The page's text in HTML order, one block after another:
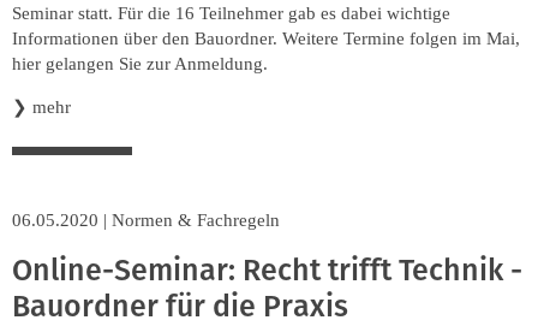
Seminar statt. Für die 16 Teilnehmer gab es dabei wichtige
Informationen über den Bauordner. Weitere Termine folgen im Mai,
hier gelangen Sie zur Anmeldung.
❯ mehr
06.05.2020 | Normen & Fachregeln
Online-Seminar: Recht trifft Technik -
Bauordner für die Praxis